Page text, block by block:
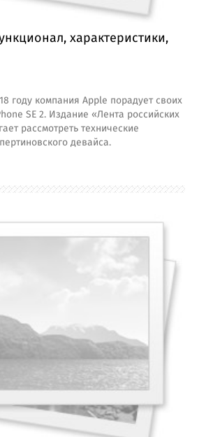
характеристики,
году компания Apple порадует своих
SE 2. Издание «Лента российских
рассмотреть технические
девайса.